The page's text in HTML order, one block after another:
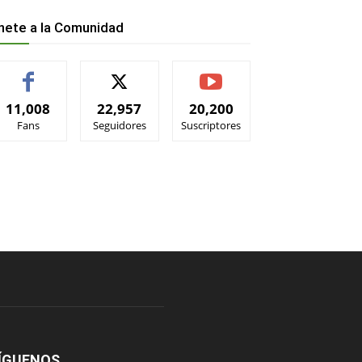
a la Comunidad
11,008
Fans
22,957
Seguidores
20,200
Suscriptores